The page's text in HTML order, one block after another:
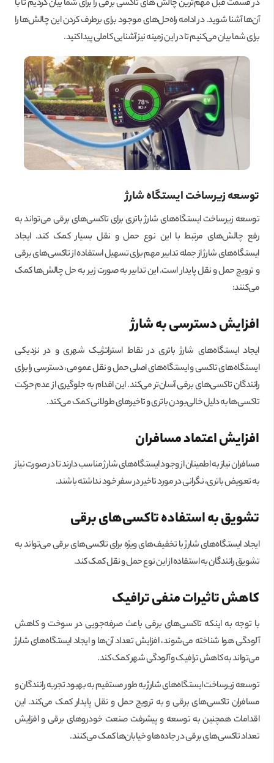
در قسمت قبل مهم‌ترین چالش های تاکسی برقی را برای شما بیان کردیم تا با
آن‌ها آشنا شوید. در ادامه راه‌حل‌های موجود برای برطرف کردن این چالش‌ها را
برای شما بیان می‌کنیم تا در این زمینه نیز آشنایی کاملی پیدا کنید.
توسعه زیرساخت ایستگاه شارژ
توسعه زیرساخت ایستگاه‌های شارژ باتری برای تاکسی‌های برقی می‌تواند به
رفع چالش‌های مرتبط با این نوع حمل و نقل بسیار کمک کند. ایجاد
ایستگاه‌های شارژ از جمله تدابیر مهم برای تسهیل استفاده از تاکسی‌های برقی
و ترویج حمل و نقل پایدار است. این تدابیر به صورت زیر به حل چالش‌ها کمک
می‌کنند:
افزایش دسترسی به شارژ
ایجاد ایستگاه‌های شارژ باتری در نقاط استراتژیک شهری و در نزدیکی
ایستگاه‌های تاکسی و ایستگاه‌های اصلی حمل و نقل عمومی، دسترسی را برای
رانندگان تاکسی‌های برقی آسان‌تر می‌کند. این اقدام به جلوگیری از عدم حرکت
تاکسی‌ها به دلیل خالی‌بودن باتری و تاخیرهای طولانی کمک می‌کند.
افزایش اعتماد مسافران
مسافران نیاز به اطمینان از وجود ایستگاه‌های شارژ مناسب دارند تا در صورت نیاز
به تعویض باتری، نگرانی در مورد تاخیر در سفر خود نداشته باشند.
تشویق به استفاده تاکسی‌های برقی
ایجاد ایستگاه‌های شارژ با تخفیف‌های ویژه برای تاکسی‌های برقی می‌تواند به
تشویق رانندگان به استفاده از این نوع حمل و نقل کمک کند.
کاهش تاثیرات منفی ترافیک
با توجه به اینکه تاکسی‌های برقی باعث صرفه‌جویی در سوخت و کاهش
آلودگی هوا شناخته می‌شوند، افزایش تعداد آن‌ها و ایجاد ایستگاه‌های شارژ
می‌تواند به کاهش ترافیک و آلودگی شهر کمک کند.
توسعه زیرساخت ایستگاه‌های شارژ به طور مستقیم به بهبود تجربه رانندگان و
مسافران تاکسی‌های برقی و به ترویج حمل و نقل پایدار کمک می‌کند. این
اقدامات همچنین به توسعه و پیشرفت صنعت خودروهای برقی و افزایش
تعداد تاکسی‌های برقی در جاده‌ها و خیابان‌ها کمک می‌کنند.